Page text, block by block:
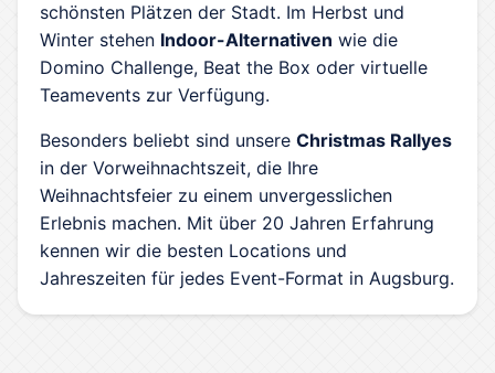
schönsten Plätzen der Stadt. Im Herbst und
Winter stehen Indoor-Alternativen wie die
Domino Challenge, Beat the Box oder virtuelle
Teamevents zur Verfügung.
Besonders beliebt sind unsere Christmas Rallyes
in der Vorweihnachtszeit, die Ihre
Weihnachtsfeier zu einem unvergesslichen
Erlebnis machen. Mit über 20 Jahren Erfahrung
kennen wir die besten Locations und
Jahreszeiten für jedes Event-Format in Augsburg.